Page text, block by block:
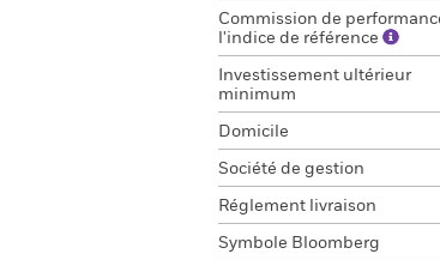
Commission de
l'indice de référence
Investissement ultérieur
minimum
Domicile
Société de gestion
Réglement livraison
Symbole Bloomberg